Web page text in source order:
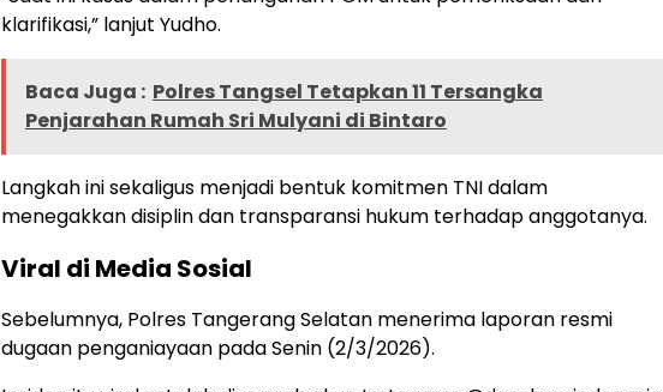
klarifikasi,” lanjut Yudho.
Baca Juga : Polres Tangsel Tetapkan 11 Tersangka
Penjarahan Rumah Sri Mulyani di Bintaro
Langkah ini sekaligus menjadi bentuk komitmen TNI dalam
menegakkan disiplin dan transparansi hukum terhadap anggotanya.
Viral di Media Sosial
Sebelumnya, Polres Tangerang Selatan menerima laporan resmi
dugaan penganiayaan pada Senin (2/3/2026).